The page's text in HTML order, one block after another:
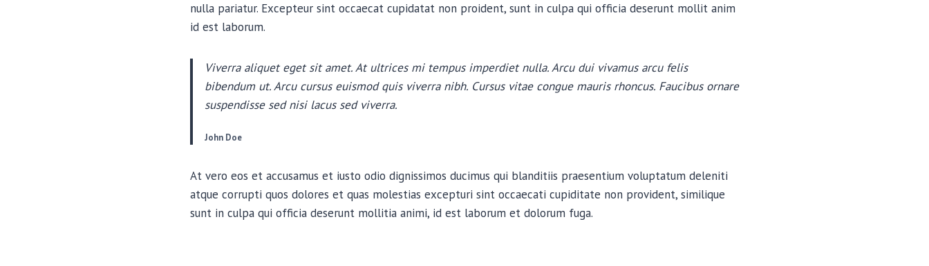
nulla pariatur. Excepteur sint occaecat cupidatat non proident, sunt in culpa qui officia deserunt mollit anim
id est laborum.
Viverra aliquet eget sit amet. At ultrices mi tempus imperdiet nulla. Arcu dui vivamus arcu felis
bibendum ut. Arcu cursus euismod quis viverra nibh. Cursus vitae congue mauris rhoncus. Faucibus ornare
suspendisse sed nisi lacus sed viverra.
John Doe
At vero eos et accusamus et iusto odio dignissimos ducimus qui blanditiis praesentium voluptatum deleniti
atque corrupti quos dolores et quas molestias excepturi sint occaecati cupiditate non provident, similique
sunt in culpa qui officia deserunt mollitia animi, id est laborum et dolorum fuga.